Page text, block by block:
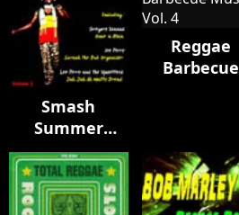
Smash
Summer
Reggae Hits,
Vol. 2
Reggae
Barbecue